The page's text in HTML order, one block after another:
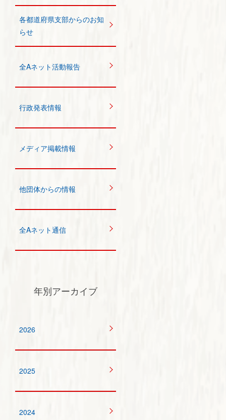
各都道府県支部からのお知
らせ
全Aネット活動報告
行政発表情報
メディア掲載情報
他団体からの情報
全Aネット通信
年別アーカイブ
2026
2025
2024